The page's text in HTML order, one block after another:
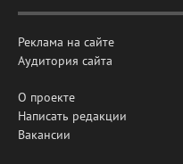
Реклама на сайте
Аудитория сайта
О проекте
Написать редакции
Вакансии